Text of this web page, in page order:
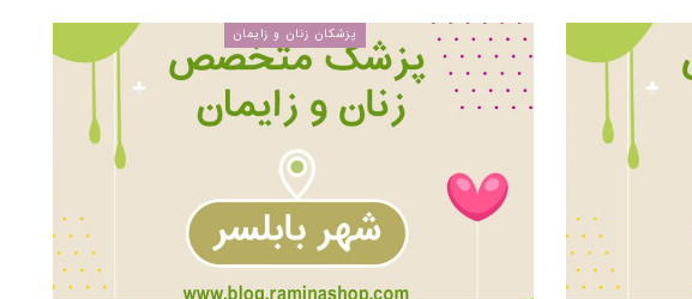
پزشکان زنان و زایمان